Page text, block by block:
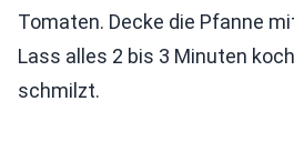
Tomaten. Decke die Pfanne
Lass alles 2 bis 3 Minuten
schmilzt.